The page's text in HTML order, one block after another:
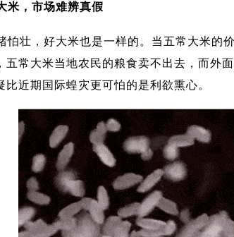
米，市场难辨真假
壮，好大米也是一样的。当五常大米的价
五常大米当地农民的粮食卖不出去，而外
比近期国际蝗灾更可怕的是利欲熏心。